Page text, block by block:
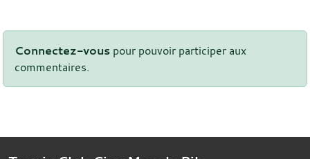
Connectez-vous pour pouvoir participer aux
commentaires.